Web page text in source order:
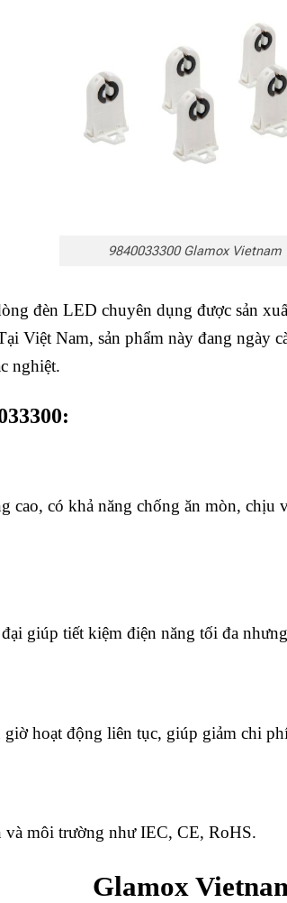
9840033300 Glamox Vietnam
đèn LED chuyên dụng được sản
Việt Nam, sản phẩm này đang ngày
nghiệt.
cao, có khả năng chống ăn mòn,
giúp tiết kiệm điện năng tối đa
hoạt động liên tục, giúp giảm chi
và môi trường như IEC, CE, RoHS.
Glamox